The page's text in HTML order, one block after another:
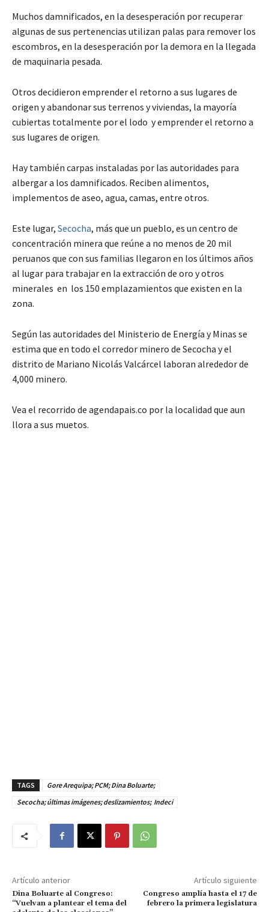
Muchos damnificados, en la desesperación por recuperar
algunas de sus pertenencias utilizan palas para remover los
escombros, en la desesperación por la demora en la llegada
de maquinaria pesada.
Otros decidieron emprender el retorno a sus lugares de
origen y abandonar sus terrenos y viviendas, la mayoría
cubiertas totalmente por el lodo y emprender el retorno a
sus lugares de origen.
Hay también carpas instaladas por las autoridades para
albergar a los damnificados. Reciben alimentos,
implementos de aseo, agua, camas, entre otros.
Este lugar, Secocha, más que un pueblo, es un centro de
concentración minera que reúne a no menos de 20 mil
peruanos que con sus familias llegaron en los últimos años
al lugar para trabajar en la extracción de oro y otros
minerales en los 150 emplazamientos que existen en la
zona.
Según las autoridades del Ministerio de Energía y Minas se
estima que en todo el corredor minero de Secocha y el
distrito de Mariano Nicolás Valcárcel laboran alrededor de
4,000 minero.
Vea el recorrido de agendapais.co por la localidad que aun
llora a sus muetos.
TAGS
Gore Arequipa; PCM; Dina Boluarte;
Secocha; últimas imágenes; deslizamientos; Indeci
Artículo anterior
Dina Boluarte al Congreso:
“Vuelvan a plantear el tema del
Artículo siguiente
Congreso amplía hasta el 17 de
febrero la primera legislatura